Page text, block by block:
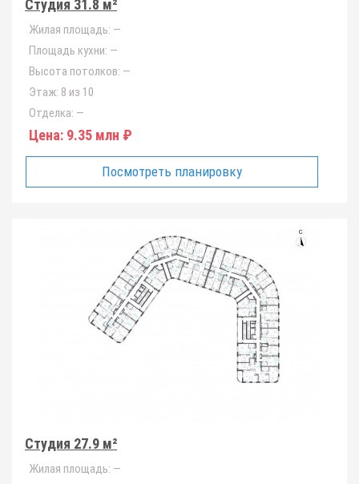
Студия 31.8 м²
Жилая площадь: —
Площадь кухни: —
Высота потолков: —
Этаж: 8 из 10
Отделка: —
Цена: 9.35 млн ₽
Посмотреть планировку
Студия 27.9 м²
Жилая площадь: —